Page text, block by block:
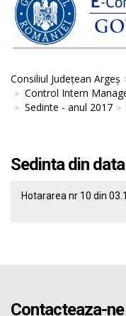
Consiliul Județean Argeș
Control Intern
Sedinte - anul 2017
Sedinta din
Hotararea nr 10 din
Contacteaza-ne